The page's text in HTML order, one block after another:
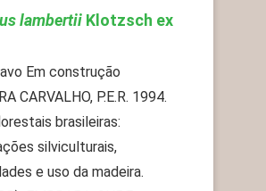
lambertii Klotzsch ex
Em construção
CARVALHO, P.E.R. 1994.
brasileiras:
silviculturais,
e uso da madeira.